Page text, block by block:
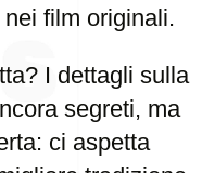
film originali.
I dettagli sulla
segreti, ma
ci aspetta